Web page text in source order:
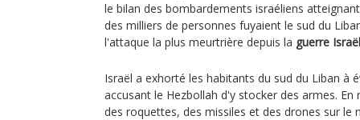
le bilan des bombardements israéliens
des milliers de personnes fuyaient le sud du
l'attaque la plus meurtrière depuis la guerre
Israël a exhorté les habitants du sud du Liban à
accusant le Hezbollah d'y stocker des armes. En
des roquettes, des missiles et des drones sur le